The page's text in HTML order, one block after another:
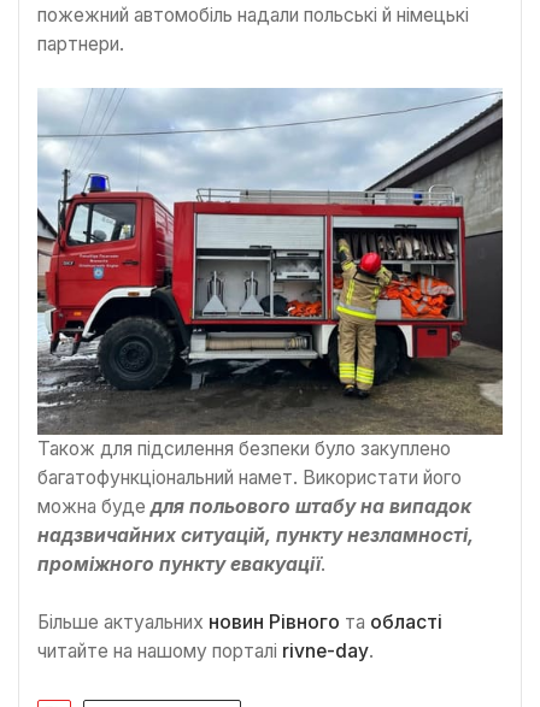
пожежний автомобіль надали польські й німецькі
партнери.
Також для підсилення безпеки було закуплено
багатофункціональний намет. Використати його
можна буде для польового штабу на випадок
надзвичайних ситуацій, пункту незламності,
проміжного пункту евакуації.
Більше актуальних новин Рівного та області
читайте на нашому порталі rivne-day.